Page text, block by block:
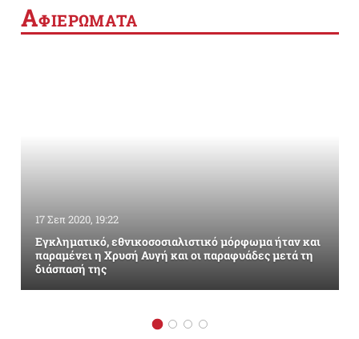
ΑΦΙΕΡΩΜΑΤΑ
17 Σεπ 2020, 19:22
Εγκληματικό, εθνικοσοσιαλιστικό μόρφωμα ήταν και
παραμένει η Χρυσή Αυγή και οι παραφυάδες μετά τη
διάσπασή της